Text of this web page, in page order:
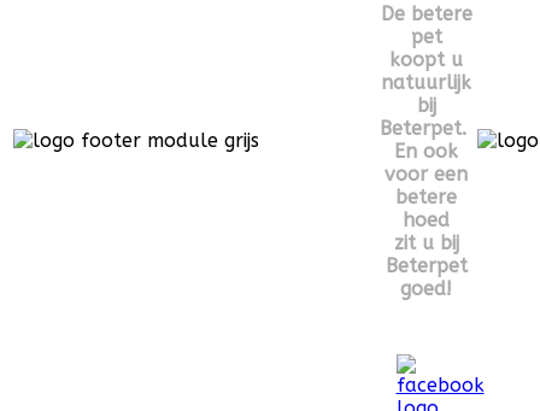
De betere
pet
koopt u
natuurlijk
bij
Beterpet.
En ook
voor een
betere
hoed
zit u bij
Beterpet
goed!